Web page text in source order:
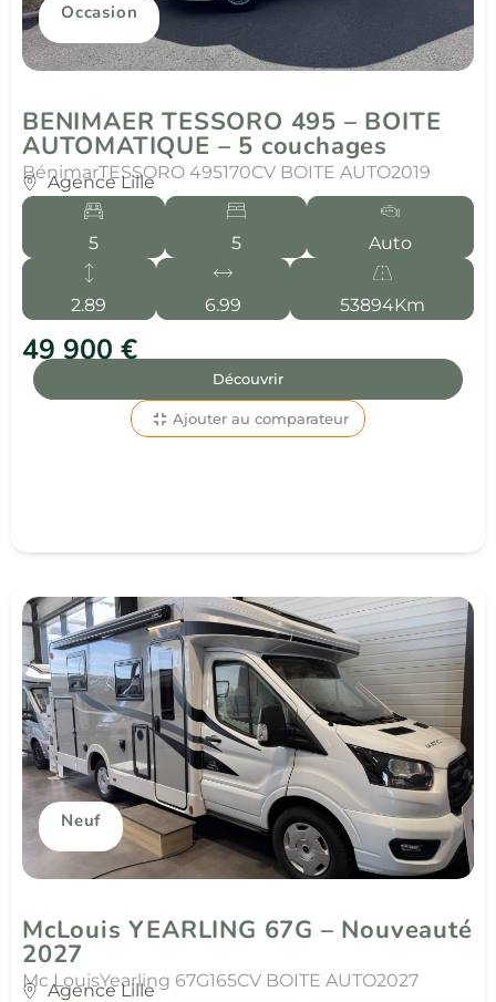
Occasion
BENIMAER TESSORO 495 – BOITE
AUTOMATIQUE – 5 couchages
BénimarTESSORO 495170CV BOITE AUTO2019
Agence Lille
5 5 Auto
2.89 6.99 53894Km
49 900 €
Découvrir
Ajouter au comparateur
Neuf
McLouis YEARLING 67G – Nouveauté
2027
Mc LouisYearling 67G165CV BOITE AUTO2027
Agence Lille